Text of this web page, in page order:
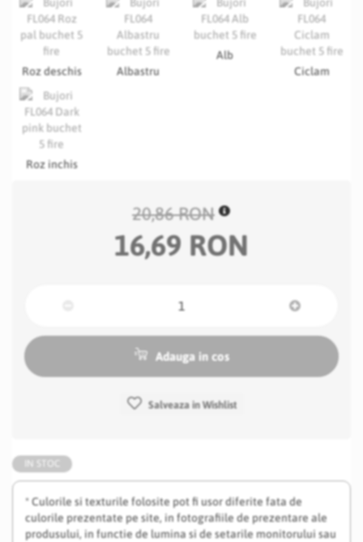
* Culorile si texturile folosite pot fi usor diferite fata de
culorile prezentate pe site, in fotografiile de prezentare ale
produsului, in functie de lumina si de setarile monitorului sau
Roz deschis Albastru
Alb
Ciclam
Roz inchis
20,86 RON
16,69 RON
Adauga in cos
Salveaza in Wishlist